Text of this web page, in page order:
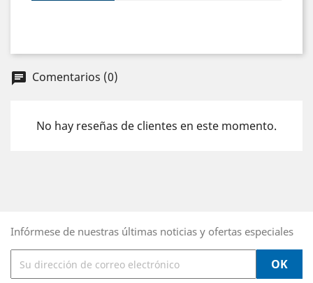
chat Comentarios (0)
No hay reseñas de clientes en este momento.
Infórmese de nuestras últimas noticias y ofertas especiales